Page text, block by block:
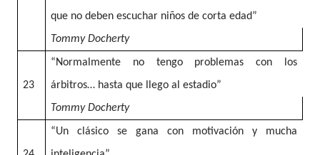
que no deben escuchar niños de corta edad”
Tommy Docherty
23
“Normalmente no tengo problemas con los
árbitros… hasta que llego al estadio”
Tommy Docherty
“Un clásico se gana con motivación y mucha